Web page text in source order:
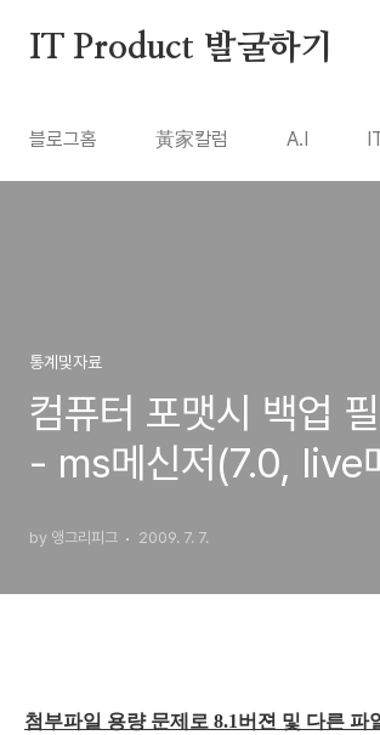
IT Product 발굴하기
블로그홈 黃家칼럼 A.I
통계및자료
컴퓨터 포맷시 백업
- ms메신저(7.0, live
by 앵그리피그 2009. 7. 7.
첨부파일 용량 문제로 8.1버젼 및 다른 파